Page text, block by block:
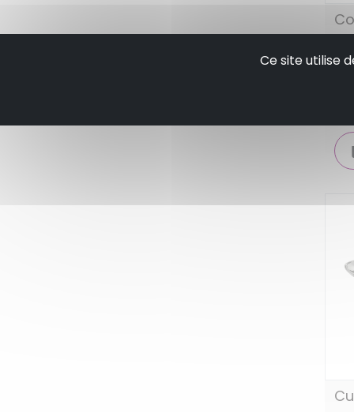
Ce site utilise